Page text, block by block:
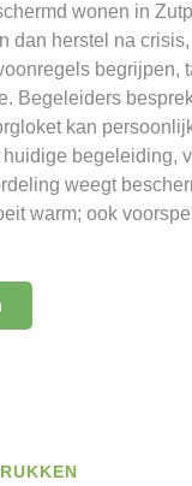
wonen in
dan herstel na
begrijpen,
Begeleiders
kan
begeleiding,
weegt
warm; ook